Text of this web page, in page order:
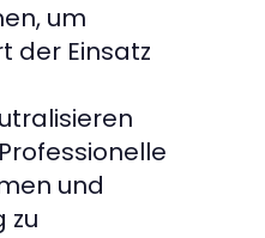
um
der Einsatz
und
zu